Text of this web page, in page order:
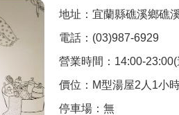
地址：宜蘭縣礁溪鄉礁
電話：(03)987-6929
營業時間：14:00-
價位：M型湯屋2人1小
停車場：無